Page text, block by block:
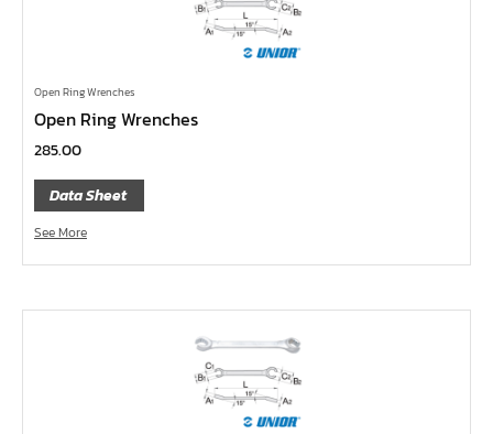
หน้าแปลนเหล็กเกลียวใน JEF PN16
หน้าแปลนเหล็กเกลียวใน JEF 10K TR
หน้าแปลนเหล็กเกลียวใน JEF 150P
หน้าแปลนเหล็กสวมเชื่อม JEF SWRF 150P
หน้าแปลนเหล็กคอสูง JEF WNRF 300P
หน้าแปลนเหล็กคอสูง JEF WNRF PN40
หน้าแปลนเหล็กคอสูง JEF WNRF PN16
หน้าแปลนเหล็กคอสูง JEF WNRF 150P
หน้าแปลนเหล็กบอด JEF 10K FF ชุบกัลวาไนซ์
หน้าแปลนเหล็กบอด JEF 150P RF ชุบกัลวาไนซ์
หน้าแปลนเชื่อมเหล็กบอด JEF 150P RF
หน้าแปลนเชื่อมเหล็ก JEF 150P RF ชุบกัลวาไนซ์
Open Ring Wrenches
Open Ring Wrenches
285.00
Data Sheet
See More